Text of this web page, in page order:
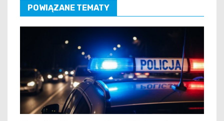
POWIĄZANE TEMATY